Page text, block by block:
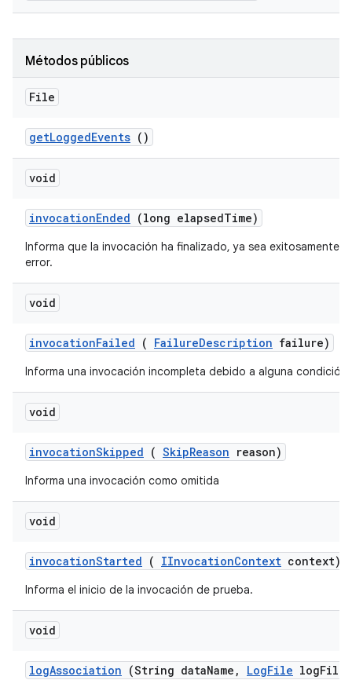
Métodos públicos
File
getLoggedEvents ()
void
invocationEnded (long elapsedTime)
Informa que la invocación ha finalizado, ya sea exitosamente
error.
void
invocationFailed ( FailureDescription failure)
Informa una invocación incompleta debido a alguna condición
void
invocationSkipped ( SkipReason reason)
Informa una invocación como omitida
void
invocationStarted ( IInvocationContext context)
Informa el inicio de la invocación de prueba.
void
logAssociation (String dataName , LogFile logFile)